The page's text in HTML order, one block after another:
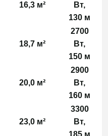
16,3 м²
Вт,
130 м
18,7 м²
2700
Вт,
150 м
20,0 м²
2900
Вт,
160 м
23,0 м²
3300
Вт,
185 м